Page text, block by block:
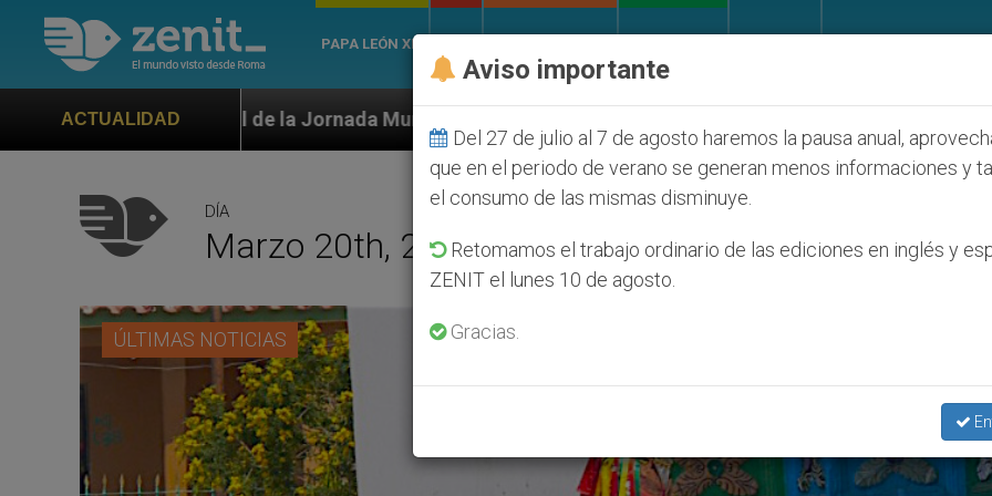
PAPA LEÓN XIV
ACTUALIDAD
Jornada Mundial de la Juventud Seúl 2027 ONU se pronuncia ante caso de obispo católico
DÍA
Marzo 20th, 2019
ÚLTIMAS NOTICIAS
Aviso importante
Del 27 de julio al 7 de agosto haremos la pausa anual,
que en el periodo de verano se generan menos informaciones y
el consumo de las mismas disminuye.
Retomamos el trabajo ordinario de las ediciones en inglés y
ZENIT el lunes 10 de agosto.
Gracias.